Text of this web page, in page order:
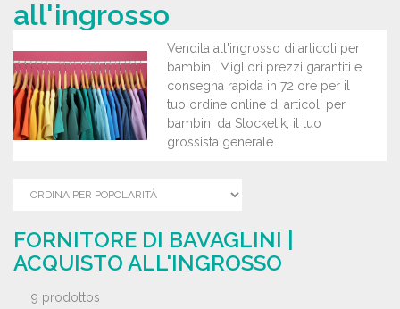
all'ingrosso
Vendita all'ingrosso di articoli per
bambini. Migliori prezzi garantiti e
consegna rapida in 72 ore per il
tuo ordine online di articoli per
bambini da Stocketik, il tuo
grossista generale.
FORNITORE DI BAVAGLINI |
ACQUISTO ALL'INGROSSO
9 prodottos